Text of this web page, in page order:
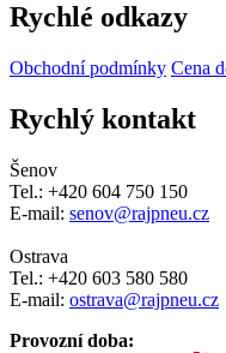
Rychlé odkazy
Obchodní podmínky Cena
Rychlý kontakt
Šenov
Tel.: +420 604 750 150
E-mail: senov@rajpneu.cz
Ostrava
Tel.: +420 603 580 580
E-mail: ostrava@rajpneu.cz
Provozní doba: